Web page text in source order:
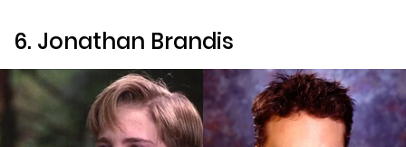
6. Jonathan Brandis